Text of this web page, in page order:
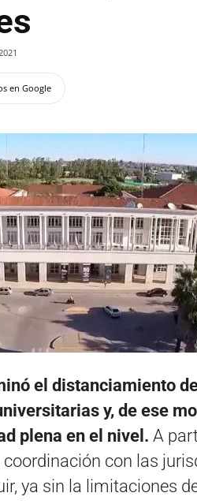
en Google
el distanciamiento
y, de ese
plena en el nivel. A
con las
ya sin la limitaciones